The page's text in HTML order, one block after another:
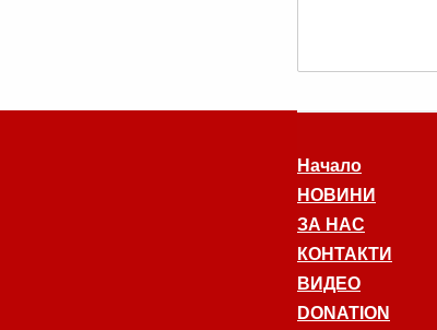
Начало
НОВИНИ
ЗА НАС
КОНТАКТИ
ВИДЕО
DONATION